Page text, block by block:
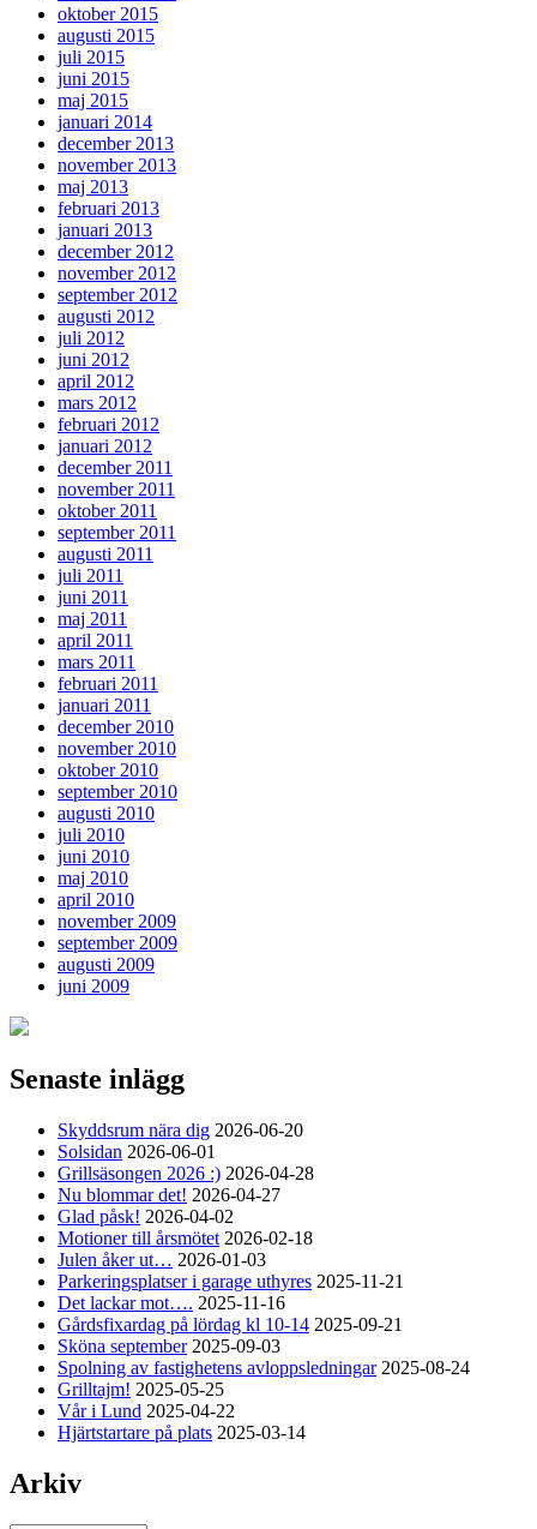
oktober 2015
augusti 2015
juli 2015
juni 2015
maj 2015
januari 2014
december 2013
november 2013
maj 2013
februari 2013
januari 2013
december 2012
november 2012
september 2012
augusti 2012
juli 2012
juni 2012
april 2012
mars 2012
februari 2012
januari 2012
december 2011
november 2011
oktober 2011
september 2011
augusti 2011
juli 2011
juni 2011
maj 2011
april 2011
mars 2011
februari 2011
januari 2011
december 2010
november 2010
oktober 2010
september 2010
augusti 2010
juli 2010
juni 2010
maj 2010
april 2010
november 2009
september 2009
augusti 2009
juni 2009
Senaste inlägg
Skyddsrum nära dig 2026-06-20
Solsidan 2026-06-01
Grillsäsongen 2026 :) 2026-04-28
Nu blommar det! 2026-04-27
Glad påsk! 2026-04-02
Motioner till årsmötet 2026-02-18
Julen åker ut… 2026-01-03
Parkeringsplatser i garage uthyres 2025-11-21
Det lackar mot…. 2025-11-16
Gårdsfixardag på lördag kl 10-14 2025-09-21
Sköna september 2025-09-03
Spolning av fastighetens avloppsledningar 2025-08-24
Grilltajm! 2025-05-25
Vår i Lund 2025-04-22
Hjärtstartare på plats 2025-03-14
Arkiv